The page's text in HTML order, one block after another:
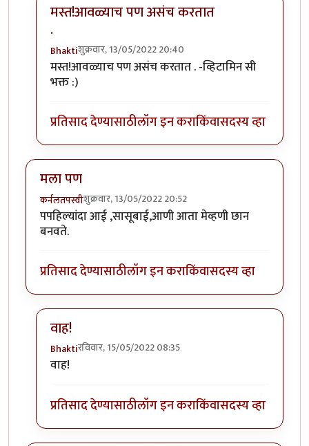
मस्त!आवळ्याच पण असंच करतात
.
Bhaktiशुक्रवार, 13/05/2022 20:40
In reply toआवडता पदार्थ. छान जमला आहे.by
मस्त!आवळ्याच पण असंच करतात . -व्हिटामिन सी
भक्त :)
प्रतिसाद देण्यासाठीलॉग इन कराकिंवासदस्य व्हा
मला पण
कर्नलतपस्वीशुक्रवार, 13/05/2022 20:52
पपहिल्यांदा आई ,सासूबाई,आणी आता मेव्हणी छान
बनवते.
प्रतिसाद देण्यासाठीलॉग इन कराकिंवासदस्य व्हा
वाह!
Bhaktiरविवार, 15/05/2022 08:35
In reply to
वाह!
प्रतिसाद देण्यासाठीलॉग इन कराकिंवासदस्य व्हा